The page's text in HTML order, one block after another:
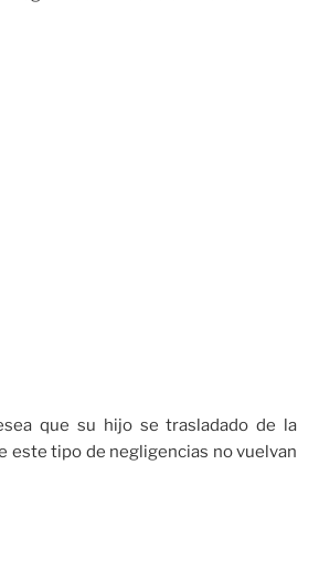
que su hijo se trasladado de la
este tipo de negligencias no vuelvan